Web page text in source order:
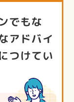
でもな
アドバイ
つけてい